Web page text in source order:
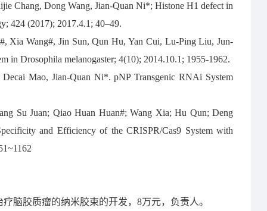
Chang, Dong Wang, Jian-Quan Ni*; Histone H1 defect in
424 (2017); 2017.4.1; 40–49.
Xia Wang#, Jin Sun, Qun Hu, Yan Cui, Lu-Ping Liu, Jun-
in Drosophila melanogaster; 4(10); 2014.10.1; 1955-1962.
Mao, Jian-Quan Ni*. pNP Transgenic RNAi System
Su Juan; Qiao Huan Huan#; Wang Xia; Hu Qun; Deng
and Efficiency of the CRISPR/Cas9 System with
脑胶质瘤的纳米胶束的开发，8万元，负责人。